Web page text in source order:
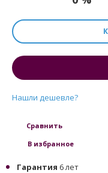
Нашли дешевле?
Сравнить
В избранное
Гарантия 6 лет